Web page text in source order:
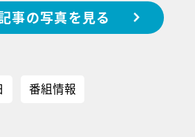
事の写真を見る
番組情報